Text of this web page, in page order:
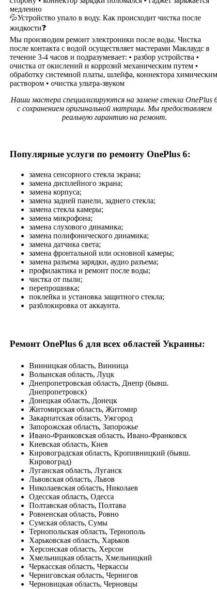
медленно
💦Устройство упало в воду. Как происходит чистка после
жидкости❓
Мы производим ремонт электроники после воды. Чистка
после контакта с водой осуществляет мастерами Маклаудс в
течение 3-4 часов и подразумевает: • разбор устройства •
очистка от окислений и коррозий механическим путем •
обработку системной платы, шлейфа, коннектора химическим
раствором • очистка ультра-звуком
Наши мастера специализируются на замене стекла OnePlus
с сохранением оригинальной матрицы. Мы предоставляем
реальную гарантию на ремонт.
Популярные услуги по ремонту OnePlus 6:
замена сенсорного стекла экрана;
замена дисплейного экрана;
замена корпуса;
замена задней панели, заднего стекла;
замена стекла камеры;
замена микрофона;
замена слухового динамика;
замена полифонического динамика;
замена датчика света;
замена фронтальной или основной камеры;
замена разъема зарядки, аудио разъема;
профилактика и ремонт после воды;
чистка от пыли;
перепрошивка;
поклейка и установка защитного стекла;
разблокировка от аккаунта.
Ремонт OnePlus 6 для всех областей Украины:
Винницкая область, Винница
Волынская область, Луцк
Днепропетровская область, Днепр (бывш.
Днепропетровск)
Донецкая область, Донецк
Житомирская область, Житомир
Закарпатская область, Ужгород
Запорожская область, Запорожье
Ивано-Франковская область, Ивано-Франковск
Киевская область, Киев
Кировоградская область, Кропивницкий (бывш.
Кировоград)
Луганская область, Луганск
Львовская область, Львов
Николаевская область, Николаев
Одесская область, Одесса
Полтавская область, Полтава
Ровненская область, Ровно
Сумская область, Сумы
Тернопольская область, Тернополь
Харьковская область, Харьков
Херсонская область, Херсон
Хмельницкая область, Хмельницкий
Черкасская область, Черкассы
Черниговская область, Чернигов
Черновицкая область, Черновцы